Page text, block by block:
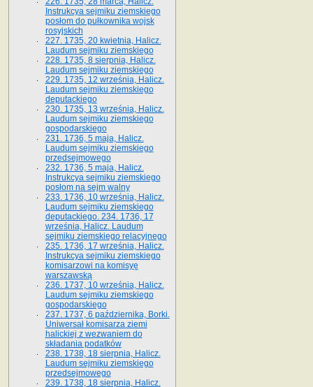
Instrukcya sejmiku ziemskiego
posłom do pułkownika wojsk
rosyjskich
227. 1735, 20 kwietnia, Halicz.
Laudum sejmiku ziemskiego
228. 1735, 8 sierpnia, Halicz.
Laudum sejmiku ziemskiego
229. 1735, 12 września, Halicz.
Laudum sejmiku ziemskiego
deputackiego
230. 1735, 13 września, Halicz.
Laudum sejmiku ziemskiego
gospodarskiego
231. 1736, 5 maja, Halicz.
Laudum sejmiku ziemskiego
przedsejmowego
232. 1736, 5 maja, Halicz.
Instrukcya sejmiku ziemskiego
posłom na sejm walny
233. 1736, 10 września, Halicz.
Laudum sejmiku ziemskiego
deputackiego. 234. 1736, 17
września, Halicz. Laudum
sejmiku ziemskiego relacyjnego
235. 1736, 17 września, Halicz.
Instrukcya sejmiku ziemskiego
komisarzowi na komisyę
warszawską
236. 1737, 10 września, Halicz.
Laudum sejmiku ziemskiego
gospodarskiego
237. 1737, 6 października, Borki.
Uniwersał komisarza ziemi
halickiej z wezwaniem do
składania podatków
238. 1738, 18 sierpnia, Halicz.
Laudum sejmiku ziemskiego
przedsejmowego
239. 1738, 18 sierpnia, Halicz.